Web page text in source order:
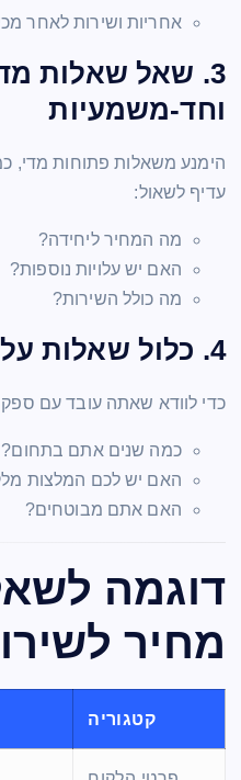
אחריות ושירות לאחר
3. שאל שאלות
וחד-משמעיות
הימנע משאלות פתוחות מדי,
עדיף לשאול:
מה המחיר ליחידה?
האם יש עלויות נוספות?
מה כולל השירות?
4. כלול שאלות על ניסיון ואמינות
כדי לוודא שאתה עובד עם
כמה שנים אתם בתחום?
האם יש לכם המלצות
האם אתם מבוטחים?
דוגמה
מחיר
קטגוריה